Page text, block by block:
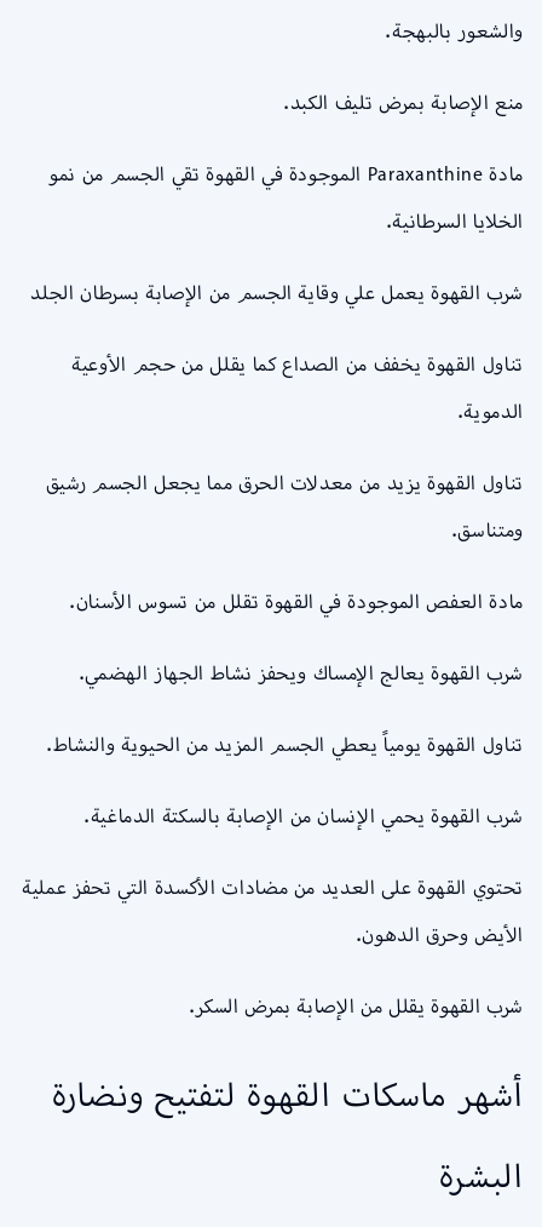
والشعور بالبهجة.
منع الإصابة بمرض تليف الكبد.
مادة Paraxanthine الموجودة في القهوة تقي الجسم من نمو
الخلايا السرطانية.
شرب القهوة يعمل علي وقاية الجسم من الإصابة بسرطان الجلد
تناول القهوة يخفف من الصداع كما يقلل من حجم الأوعية
الدموية.
تناول القهوة يزيد من معدلات الحرق مما يجعل الجسم رشيق
ومتناسق.
مادة العفص الموجودة في القهوة تقلل من تسوس الأسنان.
شرب القهوة يعالج الإمساك ويحفز نشاط الجهاز الهضمي.
تناول القهوة يومياً يعطي الجسم المزيد من الحيوية والنشاط.
شرب القهوة يحمي الإنسان من الإصابة بالسكتة الدماغية.
تحتوي القهوة على العديد من مضادات الأكسدة التي تحفز عملية
الأيض وحرق الدهون.
شرب القهوة يقلل من الإصابة بمرض السكر.
أشهر ماسكات القهوة لتفتيح ونضارة
البشرة